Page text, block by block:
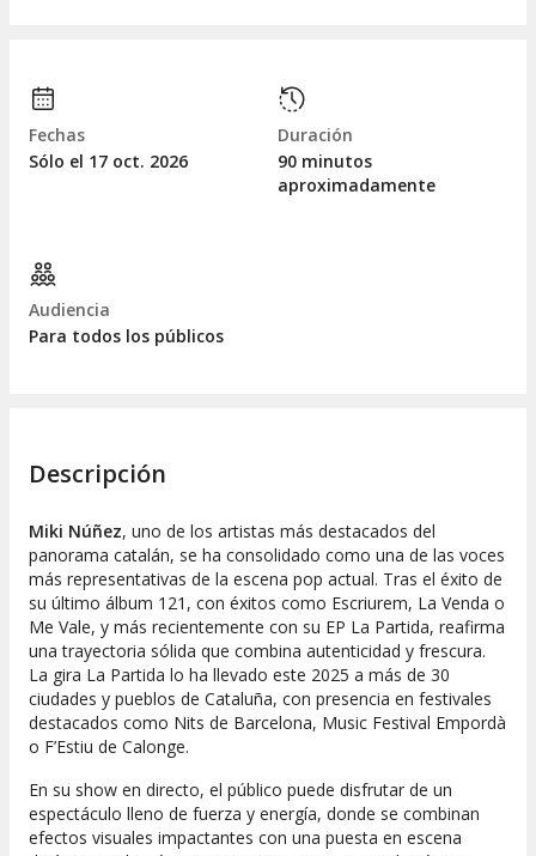
Fechas
Sólo el 17 oct. 2026
Duración
90 minutos
aproximadamente
Audiencia
Para todos los públicos
Descripción
Miki Núñez, uno de los artistas más destacados del
panorama catalán, se ha consolidado como una de las voces
más representativas de la escena pop actual. Tras el éxito de
su último álbum 121 , con éxitos como Escriurem, La Venda o
Me Vale, y más recientemente con su EP La Partida, reafirma
una trayectoria sólida que combina autenticidad y frescura.
La gira La Partida lo ha llevado este 2025 a más de 30
ciudades y pueblos de Cataluña, con presencia en festivales
destacados como Nits de Barcelona, Music Festival Empordà
o F’Estiu de Calonge.
En su show en directo, el público puede disfrutar de un
espectáculo lleno de fuerza y energía, donde se combinan
efectos visuales impactantes con una puesta en escena